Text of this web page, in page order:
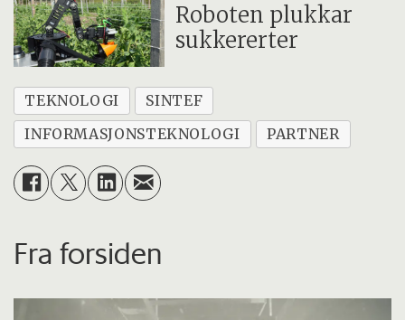
Roboten plukkar
sukkererter
TEKNOLOGI
SINTEF
INFORMASJONSTEKNOLOGI
PARTNER
Fra forsiden